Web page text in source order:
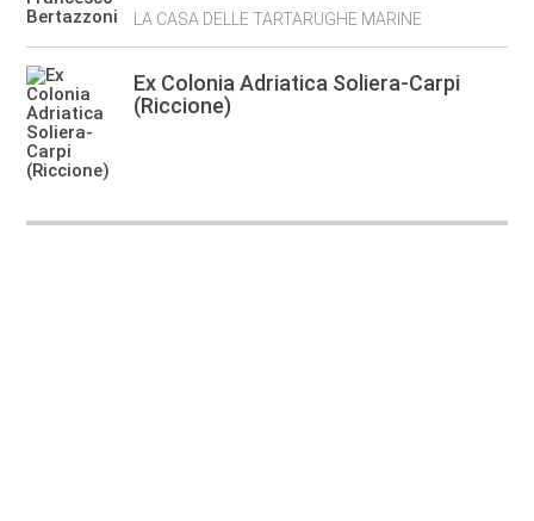
LA CASA DELLE TARTARUGHE MARINE
Ex Colonia Adriatica Soliera-Carpi
(Riccione)